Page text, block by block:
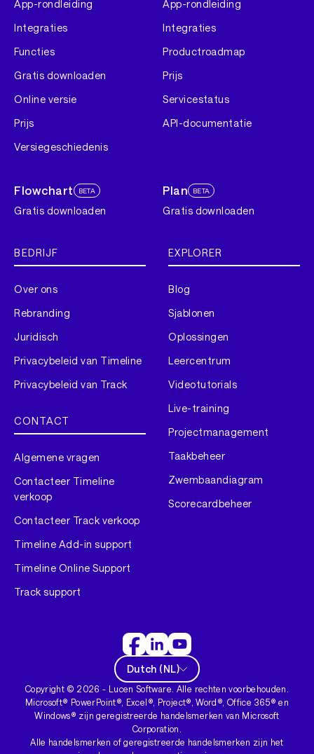
App-rondleiding
Integraties
Functies
Gratis downloaden
Online versie
Prijs
Versiegeschiedenis
App-rondleiding
Integraties
Productroadmap
Prijs
Servicestatus
API-documentatie
Flowchart BETA
Gratis downloaden
Plan BETA
Gratis downloaden
BEDRIJF
Over ons
Rebranding
Juridisch
Privacybeleid van Timeline
Privacybeleid van Track
CONTACT
Algemene vragen
Contacteer Timeline
verkoop
Contacteer Track verkoop
Timeline Add-in support
Timeline Online Support
Track support
EXPLORER
Blog
Sjablonen
Oplossingen
Leercentrum
Videotutorials
Live-training
Projectmanagement
Taakbeheer
Zwembaandiagram
Scorecardbeheer
Dutch (NL)
Copyright ©2026 - Lucen Software. Alle rechten voorbehouden.
Microsoft® PowerPoint®, Excel®, Project®, Word®, Office 365® en
Windows® zijn geregistreerde handelsmerken van Microsoft
Corporation.
Alle handelsmerken of geregistreerde handelsmerken zijn het